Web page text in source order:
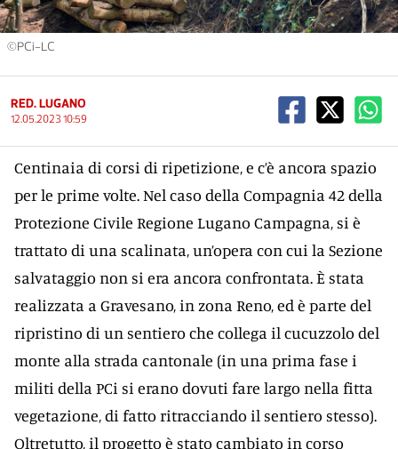
©PCi-LC
RED. LUGANO
12.05.2023 10:59
Centinaia di corsi di ripetizione, e c’è ancora spazio
per le prime volte. Nel caso della Compagnia 42 della
Protezione Civile Regione Lugano Campagna, si è
trattato di una scalinata, un’opera con cui la Sezione
salvataggio non si era ancora confrontata. È stata
realizzata a Gravesano, in zona Reno, ed è parte del
ripristino di un sentiero che collega il cucuzzolo del
monte alla strada cantonale (in una prima fase i
militi della PCi si erano dovuti fare largo nella fitta
vegetazione, di fatto ritracciando il sentiero stesso).
Oltretutto, il progetto è stato cambiato in corso